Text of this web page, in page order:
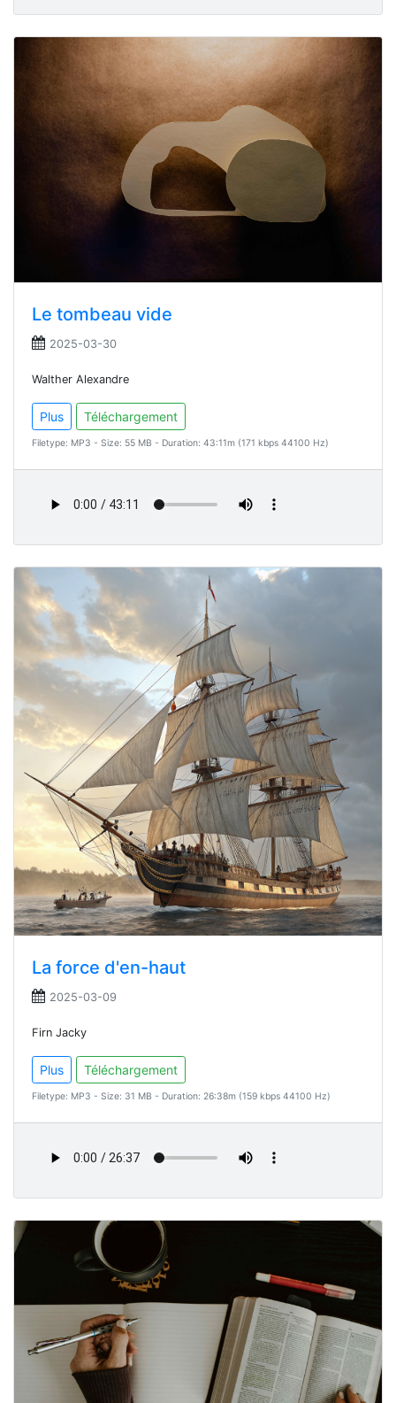
Le tombeau vide
2025-03-30
Walther Alexandre
Plus Téléchargement
Filetype: MP3 - Size: 55 MB - Duration: 43:11m (171 kbps 44100 Hz)
La force d'en-haut
2025-03-09
Firn Jacky
Plus Téléchargement
Filetype: MP3 - Size: 31 MB - Duration: 26:38m (159 kbps 44100 Hz)